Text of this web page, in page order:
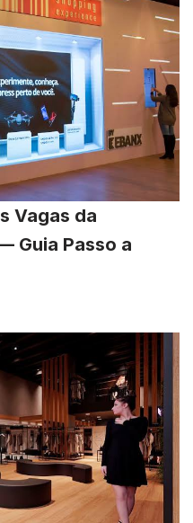
Vagas da
Guia Passo a